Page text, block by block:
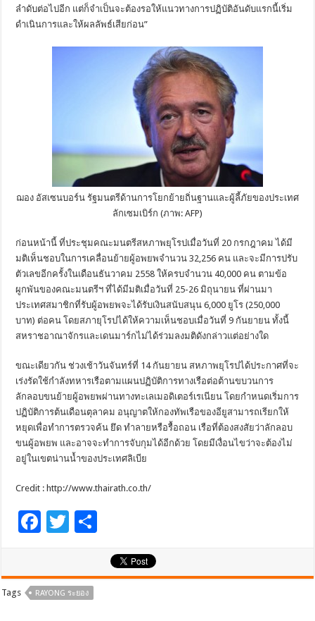
ลำดับต่อไปอีก แต่ก็จำเป็นจะต้องรอให้แนวทางการปฏิบัติอันดับแรกนี้เริ่ม
ดำเนินการและให้ผลลัพธ์เสียก่อน”
ฌอง อัสเซนบอร์น รัฐมนตรีด้านการโยกย้ายถิ่นฐานและผู้ลี้ภัยของประเทศ
ลักเซมเบิร์ก (ภาพ: AFP)
ก่อนหน้านี้ ที่ประชุมคณะมนตรีสหภาพยุโรปเมื่อวันที่ 20 กรกฎาคม ได้มี
มติเห็นชอบในการเคลื่อนย้ายผู้อพยพจำนวน 32,256 คน และจะมีการปรับ
ตัวเลขอีกครั้งในเดือนธันวาคม 2558 ให้ครบจำนวน 40,000 คน ตามข้อ
ผูกพันของคณะมนตรีฯ ที่ได้มีมติเมื่อวันที่ 25-26 มิถุนายน ที่ผ่านมา
ประเทศสมาชิกที่รับผู้อพยพจะได้รับเงินสนับสนุน 6,000 ยูโร (250,000
บาท) ต่อคน โดยสภายุโรปได้ให้ความเห็นชอบเมื่อวันที่ 9 กันยายน ทั้งนี้
สหราชอาณาจักรและเดนมาร์กไม่ได้ร่วมลงมติดังกล่าวแต่อย่างใด
ขณะเดียวกัน ช่วงเช้าวันจันทร์ที่ 14 กันยายน สหภาพยุโรปได้ประกาศที่จะ
เร่งรัดใช้กำลังทหารเรือตามแผนปฏิบัติการทางเรือต่อต้านขบวนการ
ลักลอบขนย้ายผู้อพยพผ่านทางทะเลเมอดิเตอร์เรเนียน โดยกำหนดเริ่มการ
ปฏิบัติการต้นเดือนตุลาคม อนุญาตให้กองทัพเรือของอียูสามารถเรียกให้
หยุดเพื่อทำการตรวจค้น ยึด ทำลายหรือรื้อถอน เรือที่ต้องสงสัยว่าลักลอบ
ขนผู้อพยพ และอาจจะทำการจับกุมได้อีกด้วย โดยมีเงื่อนไขว่าจะต้องไม่
อยู่ในเขตน่านน้ำของประเทศลิเบีย
Credit : http://www.thairath.co.th/
F
b
T
er
ar
Tags RAYONG ระยอง